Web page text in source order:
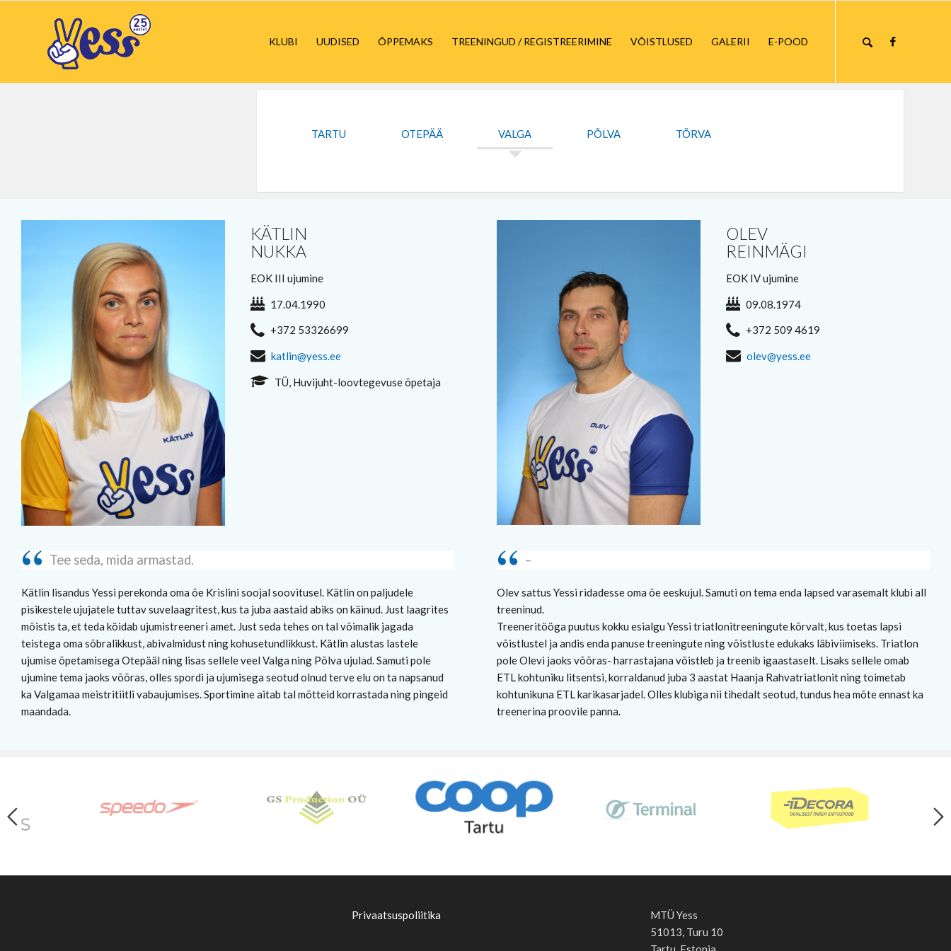
KLUBI UUDISED ÕPPEMAKS TREENINGUD / REGISTREERIMINE VÕISTLUSED GALERII E-POOD
TARTU OTEPÄÄ VALGA PÕLVA TÕRVA
KÄTLIN
NUKKA
EOK III ujumine
17.04.1990
+372 53326699
katlin@yess.ee
TÜ, Huvijuht-loovtegevuse õpetaja
Tee seda, mida armastad.
Kätlin lisandus Yessi perekonda oma õe Krislini soojal soovitusel. Kätlin on paljudele
pisikestele ujujatele tuttav suvelaagritest, kus ta juba aastaid abiks on käinud. Just laagrites
mõistis ta, et teda köidab ujumistreeneri amet. Just seda tehes on tal võimalik jagada
teistega oma sõbralikkust, abivalmidust ning kohusetundlikkust. Kätlin alustas lastele
ujumise õpetamisega Otepääl ning lisas sellele veel Valga ning Põlva ujulad. Samuti pole
ujumine tema jaoks võõras, olles spordi ja ujumisega seotud olnud terve elu on ta napsanud
ka Valgamaa meistritiitli vabaujumises. Sportimine aitab tal mõtteid korrastada ning pingeid
maandada.
OLEV
REINMÄGI
EOK IV ujumine
09.08.1974
+372 509 4619
olev@yess.ee
–
Olev sattus Yessi ridadesse oma õe eeskujul. Samuti on tema enda lapsed varasemalt klubi all
treeninud.
Treeneritööga puutus kokku esialgu Yessi triatlonitreeningute kõrvalt, kus toetas lapsi
võistlustel ja andis enda panuse treeningute ning võistluste edukaks läbiviimiseks. Triatlon
pole Olevi jaoks võõras- harrastajana võistleb ja treenib igaastaselt. Lisaks sellele omab
ETL kohtuniku litsentsi, korraldanud juba 3 aastat Haanja Rahvatriatlonit ning toimetab
kohtunikuna ETL karikasarjadel. Olles klubiga nii tihedalt seotud, tundus hea mõte ennast ka
treenerina proovile panna.
Privaatsuspoliitika
MTÜ Yess
51013, Turu 10